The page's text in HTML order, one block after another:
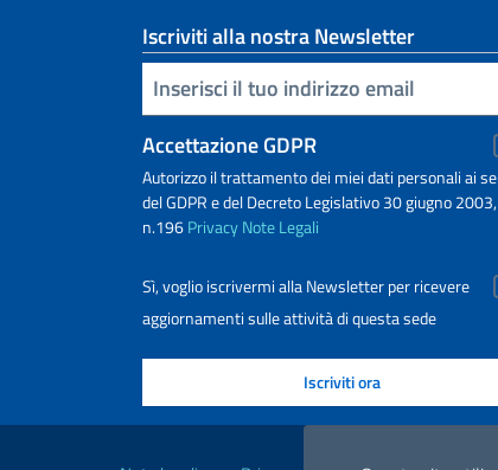
Iscriviti alla nostra Newsletter
Inserisci la tua email
Accettazione GDPR
Autorizzo il trattamento dei miei dati personali ai
del GDPR e del Decreto Legislativo 30 giugno 2003,
n.196PrivacyNote Legali
Sì, voglio iscrivermi alla Newsletter per ricevere
aggiornamenti sulle attività di questa sede